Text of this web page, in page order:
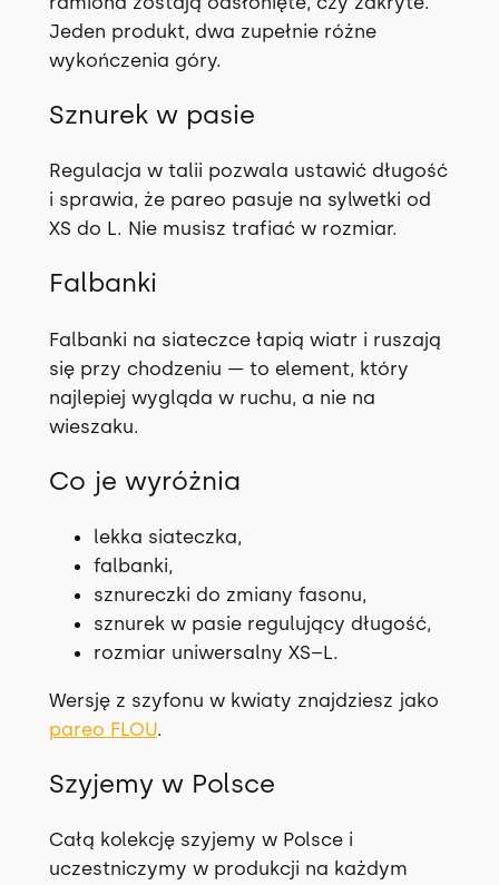
ł
.
Jeden produkt, dwa zupełnie różne
wykończenia góry.
Sznurek w pasie
Regulacja w talii pozwala ustawić długość
i sprawia, że pareo pasuje na sylwetki od
XS do L. Nie musisz trafiać w rozmiar.
Falbanki
Falbanki na siateczce łapią wiatr i ruszają
się przy chodzeniu — to element, który
najlepiej wygląda w ruchu, a nie na
wieszaku.
Co je wyróżnia
lekka siateczka,
falbanki,
sznureczki do zmiany fasonu,
sznurek w pasie regulujący długość,
rozmiar uniwersalny XS–L.
Wersję z szyfonu w kwiaty znajdziesz jako
pareo FLOU.
Szyjemy w Polsce
Całą kolekcję szyjemy w Polsce i
uczestniczymy w produkcji na każdym